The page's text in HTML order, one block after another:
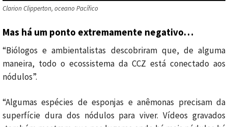
Clarion Clipperton, oceano Pacífico
Mas há um ponto extremamente negativo…
“Biólogos e ambientalistas descobriram que, de alguma
maneira, todo o ecossistema da CCZ está conectado aos
nódulos”.
“Algumas espécies de esponjas e anêmonas precisam da
superfície dura dos nódulos para viver. Vídeos gravados